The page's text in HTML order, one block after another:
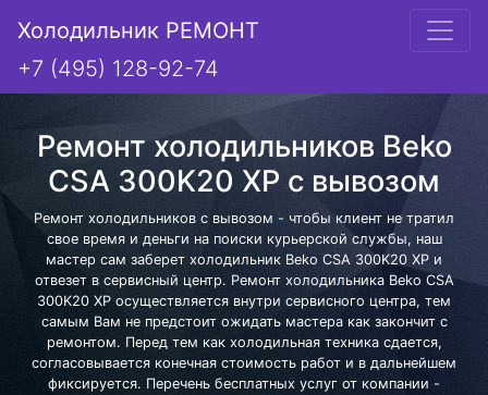
Холодильник РЕМОНТ
+7 (495) 128-92-74
Ремонт холодильников Beko
CSA 300K20 XP с вывозом
Ремонт холодильников с вывозом - чтобы клиент не тратил
свое время и деньги на поиски курьерской службы, наш
мастер сам заберет холодильник Beko CSA 300K20 XP и
отвезет в сервисный центр. Ремонт холодильника Beko CSA
300K20 XP осуществляется внутри сервисного центра, тем
самым Вам не предстоит ожидать мастера как закончит с
ремонтом. Перед тем как холодильная техника сдается,
согласовывается конечная стоимость работ и в дальнейшем
фиксируется. Перечень бесплатных услуг от компании -